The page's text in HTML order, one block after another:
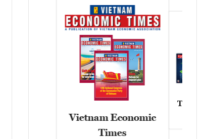
Vietnam Economic
Times
Tạp